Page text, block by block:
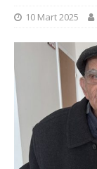
10 Mart 2025